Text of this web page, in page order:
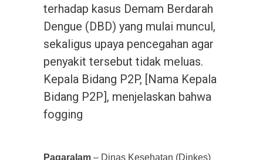
terhadap kasus Demam Berdarah
Dengue (DBD) yang mulai muncul,
sekaligus upaya pencegahan agar
penyakit tersebut tidak meluas.
Kepala Bidang P2P, [Nama Kepala
Bidang P2P], menjelaskan bahwa
fogging
Pagaralam – Dinas Kesehatan (Dinkes)